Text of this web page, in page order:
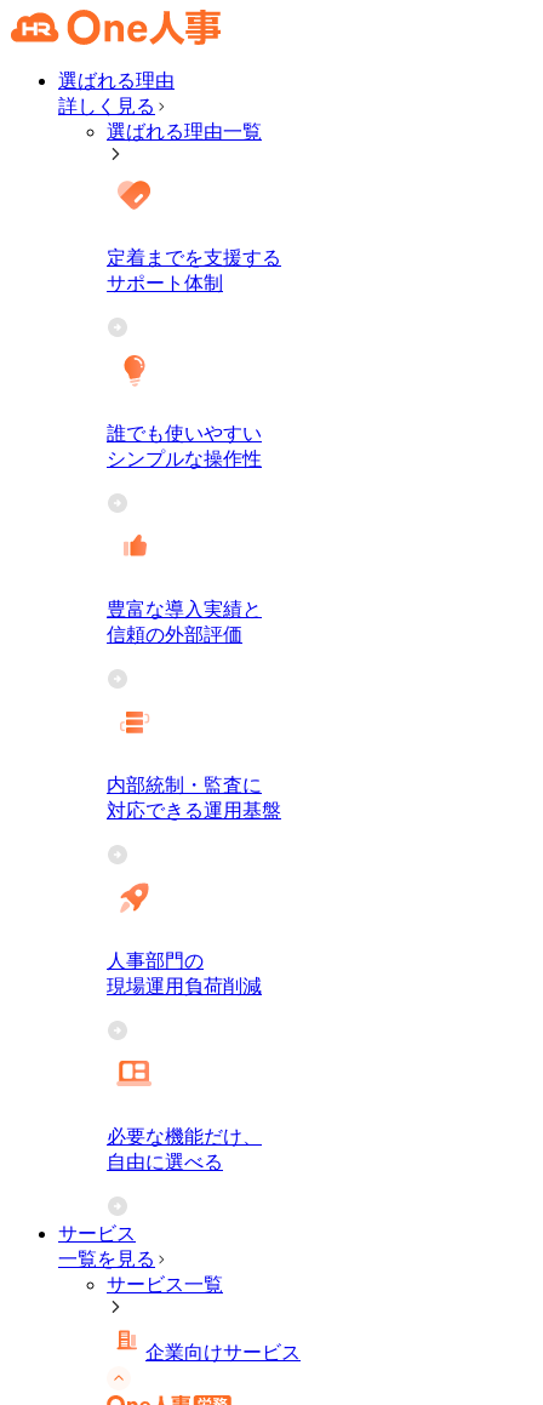
選ばれる理由
詳しく見る
選ばれる理由一覧
定着までを支援する
サポート体制
誰でも使いやすい
シンプルな操作性
豊富な導入実績と
信頼の外部評価
内部統制・監査に
対応できる運用基盤
人事部門の
現場運用負荷削減
必要な機能だけ、
自由に選べる
サービス
一覧を見る
サービス一覧
企業向けサービス